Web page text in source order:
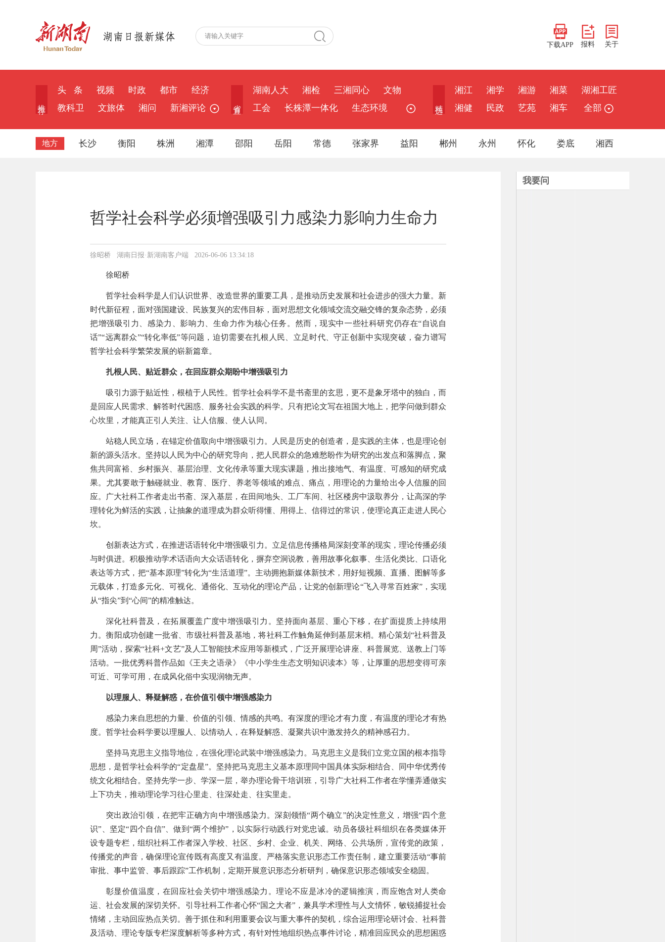
下载APP 报料 关于
头 条 视频 时政 都市
经济
教科卫
文旅体 湘问 新湘评论
湖南人大 湘检 三湘同心
文物
工会
长株潭一体化 生态环境
湘江 湘学 湘游 湘菜
湖湘工匠
湘健
民政 艺苑 湘车 全部
地方 长沙 衡阳 株洲 湘潭 邵阳 岳阳 常德 张家界 益阳 郴州 永州 怀化 娄底 湘西
哲学社会科学必须增强吸引力感染力影响力生命力
徐昭桥 湖南日报·新湖南客户端 2026-06-06 13:34:18
徐昭桥
哲学社会科学是人们认识世界、改造世界的重要工具，是推动历史发展和社会进步的强大力量。新
时代新征程，面对强国建设、民族复兴的宏伟目标，面对思想文化领域交流交融交锋的复杂态势，必须
把增强吸引力、感染力、影响力、生命力作为核心任务。然而，现实中一些社科研究仍存在“自说自
话”“远离群众”“转化率低”等问题，迫切需要在扎根人民、立足时代、守正创新中实现突破，奋力谱写
哲学社会科学繁荣发展的崭新篇章。
扎根人民、贴近群众，在回应群众期盼中增强吸引力
吸引力源于贴近性，根植于人民性。哲学社会科学不是书斋里的玄思，更不是象牙塔中的独白，而
是回应人民需求、解答时代困惑、服务社会实践的科学。只有把论文写在祖国大地上，把学问做到群众
心坎里，才能真正引人关注、让人信服、使人认同。
站稳人民立场，在锚定价值取向中增强吸引力。人民是历史的创造者，是实践的主体，也是理论创
新的源头活水。坚持以人民为中心的研究导向，把人民群众的急难愁盼作为研究的出发点和落脚点，聚
焦共同富裕、乡村振兴、基层治理、文化传承等重大现实课题，推出接地气、有温度、可感知的研究成
果。尤其要敢于触碰就业、教育、医疗、养老等领域的难点、痛点，用理论的力量给出令人信服的回
应。广大社科工作者走出书斋、深入基层，在田间地头、工厂车间、社区楼房中汲取养分，让高深的学
理转化为鲜活的实践，让抽象的道理成为群众听得懂、用得上、信得过的常识，使理论真正走进人民心
坎。
创新表达方式，在推进话语转化中增强吸引力。立足信息传播格局深刻变革的现实，理论传播必须
与时俱进。积极推动学术话语向大众话语转化，摒弃空洞说教，善用故事化叙事、生活化类比、口语化
表达等方式，把“基本原理”转化为“生活道理”。主动拥抱新媒体新技术，用好短视频、直播、图解等多
元载体，打造多元化、可视化、通俗化、互动化的理论产品，让党的创新理论“飞入寻常百姓家”，实现
从“指尖”到“心间”的精准触达。
深化社科普及，在拓展覆盖广度中增强吸引力。坚持面向基层、重心下移，在扩面提质上持续用
力。衡阳成功创建一批省、市级社科普及基地，将社科工作触角延伸到基层末梢。精心策划“社科普及
周”活动，探索“社科+文艺”及人工智能技术应用等新模式，广泛开展理论讲座、科普展览、送教上门等
活动。一批优秀科普作品如《王夫之语录》《中小学生生态文明知识读本》等，让厚重的思想变得可亲
可近、可学可用，在成风化俗中实现润物无声。
以理服人、释疑解惑，在价值引领中增强感染力
感染力来自思想的力量、价值的引领、情感的共鸣。有深度的理论才有力度，有温度的理论才有热
度。哲学社会科学要以理服人、以情动人，在释疑解惑、凝聚共识中激发持久的精神感召力。
坚持马克思主义指导地位，在强化理论武装中增强感染力。马克思主义是我们立党立国的根本指导
思想，是哲学社会科学的“定盘星”。坚持把马克思主义基本原理同中国具体实际相结合、同中华优秀传
统文化相结合。坚持先学一步、学深一层，举办理论骨干培训班，引导广大社科工作者在学懂弄通做实
上下功夫，推动理论学习往心里走、往深处走、往实里走。
突出政治引领，在把牢正确方向中增强感染力。深刻领悟“两个确立”的决定性意义，增强“四个意
识”、坚定“四个自信”、做到“两个维护”，以实际行动践行对党忠诚。动员各级社科组织在各类媒体开
设专题专栏，组织社科工作者深入学校、社区、乡村、企业、机关、网络、公共场所，宣传党的政策，
传播党的声音，确保理论宣传既有高度又有温度。严格落实意识形态工作责任制，建立重要活动“事前
审批、事中监管、事后跟踪”工作机制，定期开展意识形态分析研判，确保意识形态领域安全稳固。
彰显价值温度，在回应社会关切中增强感染力。理论不应是冰冷的逻辑推演，而应饱含对人类命
运、社会发展的深切关怀。引导社科工作者心怀“国之大者”，兼具学术理性与人文情怀，敏锐捕捉社会
情绪，主动回应热点关切。善于抓住和利用重要会议与重大事件的契机，综合运用理论研讨会、社科普
及活动、理论专版专栏深度解析等多种方式，有针对性地组织热点事件讨论，精准回应民众的思想困惑
我要问